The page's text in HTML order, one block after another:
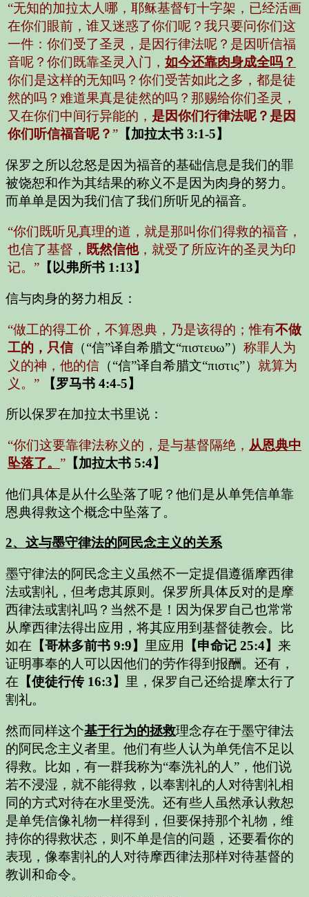
“无知的加拉太人哪，耶稣基督钉十字架，已经活画
在你们眼前，谁又迷惑了你们呢？我只要问你们这
一件：你们受了圣灵，是因行律法呢？是因听信福
音呢？你们既靠圣灵入门， 如今还靠肉身成全吗？
你们是这样的无知吗？你们受苦如此之多，都是徒
然的吗？难道果真是徒然的吗？那赐给你们圣灵，
又在你们中间行异能的， 是因你们行律法呢？是因
你们听信福音呢？” 【加拉太书 3:1-5】
保罗之所以忿怒是因为福音的基础信息是我们的罪
被饶恕和作为其结果的称义不是因为肉身的努力。
而单单是因为我们信了我们所听见的福音。
“你们既听见真理的道，就是那叫你们得救的福音，
也信了基督， 既然信他，就受了所应许的圣灵为印
记。” 【以弗所书 1:13】
信与肉身的努力相反：
“做工的得工价，不算恩典，乃是该得的；惟有不做
工的，只信（“信”译自希腊文“πιστευω”） 称罪人为
义的神，他的信 （“信”译自希腊文“πιστις”） 就算为
义。”
【罗马书 4:4-5】
所以保罗在加拉太书里说：
“你们这要靠律法称义的，是与基督隔绝， 从恩典中
坠落了。 ” 【加拉太书 5:4】
他们具体是从什么坠落了呢？他们是从单凭信单靠
恩典得救这个概念中坠落了。
2、这与墨守律法的阿民念主义的关系
墨守律法的阿民念主义虽然不一定提倡遵循摩西律
法或割礼，但考虑其原则。保罗所具体反对的是摩
西律法或割礼吗？当然不是！因为保罗自己也常常
从摩西律法得出应用，将其应用到基督徒教会。比
如在 【哥林多前书 9:9】 里应用 【申命记 25:4】 来
证明事奉的人可以因他们的劳作得到报酬。还有，
在 【使徒行传 16:3】 里，保罗自己还给提摩太行了
割礼。
然而同样这个基于行为的拯救理念存在于墨守律法
的阿民念主义者里。他们有些人认为单凭信不足以
得救。比如，有一群我称为“奉洗礼的人”，他们说
若不浸湿，就不能得救，以奉割礼的人对待割礼相
同的方式对待在水里受洗。还有些人虽然承认救恕
是单凭信像礼物一样得到，但要保持那个礼物，维
持你的得救状态，则不单是信的问题，还要看你的
表现，像奉割礼的人对待摩西律法那样对待基督的
教训和命令。